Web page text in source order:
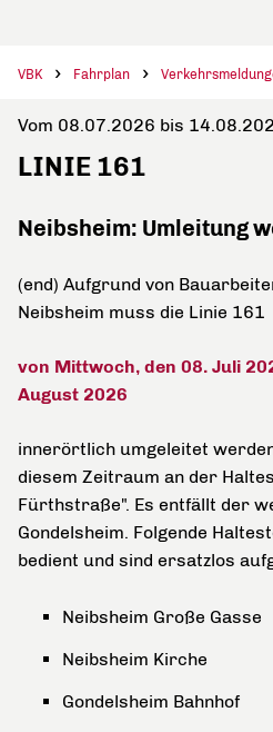
VBK Fahrplan
Vom 08.07.2026 bis
LINIE 161
Neibsheim: Umleitung
(end) Aufgrund von
Neibsheim muss die Linie 161
von Mittwoch, den 08. Juli
August 2026
innerörtlich umgeleitet
diesem Zeitraum an der
Fürthstraße". Es entfällt der
Gondelsheim. Folgende
bedient und sind ersatzlos
Neibsheim Große Gasse
Neibsheim Kirche
Gondelsheim Bahnhof